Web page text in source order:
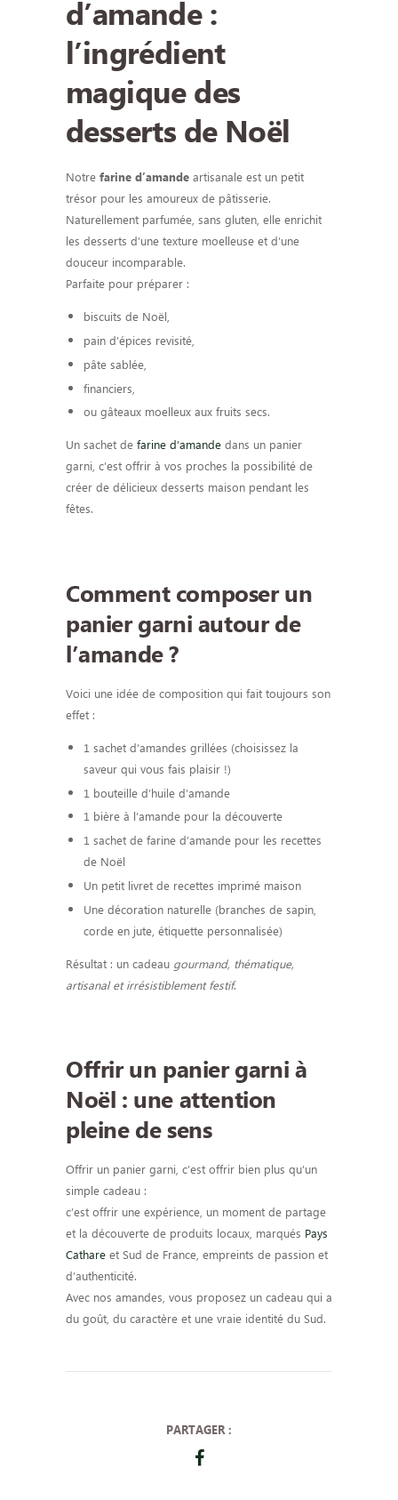
d’amande :
l’ingrédient
magique des
desserts de Noël
Notre farine d’amande artisanale est un petit
trésor pour les amoureux de pâtisserie.
Naturellement parfumée, sans gluten, elle enrichit
les desserts d’une texture moelleuse et d’une
douceur incomparable.
Parfaite pour préparer :
biscuits de Noël,
pain d’épices revisité,
pâte sablée,
financiers,
ou gâteaux moelleux aux fruits secs.
Un sachet de farine d’amande dans un panier
garni, c’est offrir à vos proches la possibilité de
créer de délicieux desserts maison pendant les
fêtes.
Comment composer un
panier garni autour de
l’amande ?
Voici une idée de composition qui fait toujours son
effet :
1 sachet d’amandes grillées (choisissez la
saveur qui vous fais plaisir !)
1 bouteille d’huile d’amande
1 bière à l’amande pour la découverte
1 sachet de farine d’amande pour les recettes
de Noël
Un petit livret de recettes imprimé maison
Une décoration naturelle (branches de sapin,
corde en jute, étiquette personnalisée)
Résultat : un cadeau gourmand, thématique,
artisanal et irrésistiblement festif.
Offrir un panier garni à
Noël : une attention
pleine de sens
Offrir un panier garni, c’est offrir bien plus qu’un
simple cadeau :
c’est offrir une expérience, un moment de partage
et la découverte de produits locaux, marqués Pays
Cathare et Sud de France, empreints de passion et
d’authenticité.
Avec nos amandes, vous proposez un cadeau qui a
du goût, du caractère et une vraie identité du Sud.
PARTAGER :